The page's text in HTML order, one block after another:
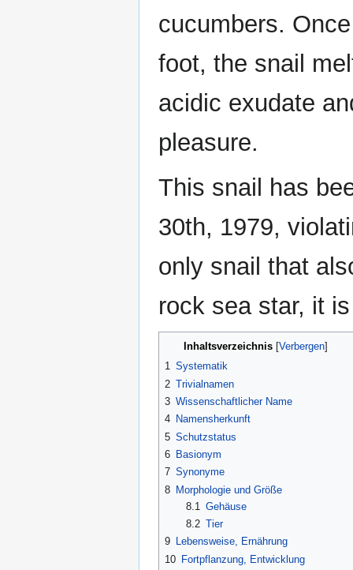
cucumbers.
foot, the snail
acidic exudate
pleasure.
This snail has
30th, 1979,
only snail that
rock sea star, it
Inhaltsverzeichnis
1 Systematik
2 Trivialnamen
3 Wissenschaftlicher Name
4 Namensherkunft
5 Schutzstatus
6 Basionym
7 Synonyme
8 Morphologie und Größe
8.1 Gehäuse
8.2 Tier
9 Lebensweise, Ernährung
10 Fortpflanzung, Entwicklung